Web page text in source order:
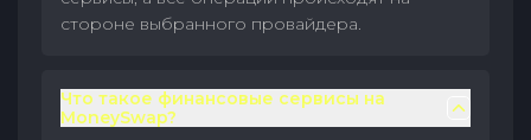
стороне выбранного провайдера.
Что такое финансовые сервисы на
MoneySwap?